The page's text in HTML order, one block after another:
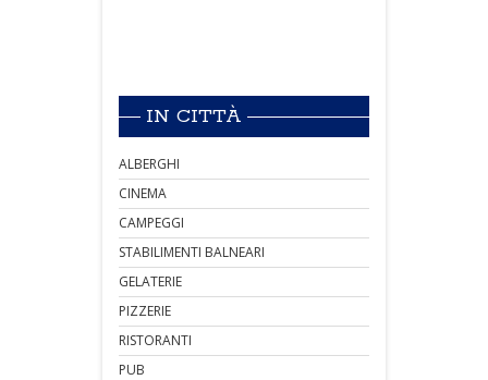
IN CITTÀ
ALBERGHI
CINEMA
CAMPEGGI
STABILIMENTI BALNEARI
GELATERIE
PIZZERIE
RISTORANTI
PUB